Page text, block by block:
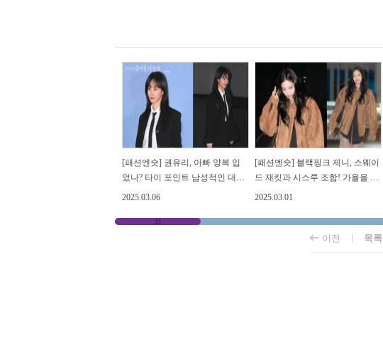
[패션엔숏] 권유리, 아빠 양복 입
었나? 타이 포인트 남성적인 대디
코어 슈트핏
2025.03.06
[패션엔숏] 블랙핑크 제니, 스웨이
드 재킷과 시스루 조합! 가을을 닮
은 보헤미안 드레스룩
2025.03.01
이전 | 목록